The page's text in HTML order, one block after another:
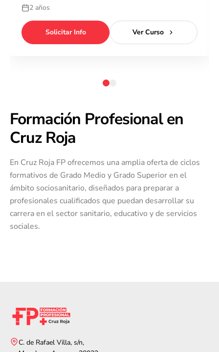
2 años
Solicitar Info Ver Curso
Formación Profesional en
Cruz Roja
En Cruz Roja FP ofrecemos una amplia oferta de ciclos
formativos de Grado Medio y Grado Superior en el
ámbito sociosanitario, diseñados para preparar a
profesionales cualificados que puedan desarrollar su
carrera en el sector sanitario, educativo y de servicios
sociales.
C. de Rafael Villa, s/n,